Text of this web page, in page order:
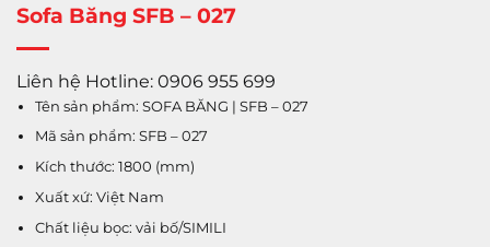
Sofa Băng SFB – 027
Liên hệ Hotline: 0906 955 699
Tên sản phẩm: SOFA BĂNG | SFB – 027
Mã sản phẩm: SFB – 027
Kích thước: 1800 (mm)
Xuất xứ: Việt Nam
Chất liệu bọc: vải bố/SIMILI